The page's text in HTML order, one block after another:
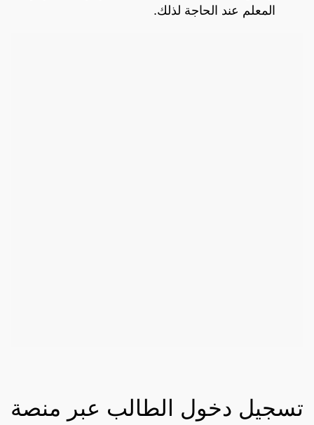
المعلم عند الحاجة لذلك.
تسجيل دخول الطالب عبر منصة